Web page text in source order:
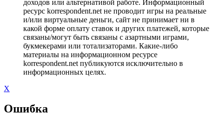
доходов или альтернативой работе. Информационный
ресурс korrespondent.net не проводит игры на реальные
и/или виртуальные деньги, сайт не принимает ни в
какой форме оплату ставок и других платежей, которые
связаны/могут быть связаны с азартными играми,
букмекерами или тотализаторами. Какие-либо
материалы на информационном ресурсе
korrespondent.net публикуются исключительно в
информационных целях.
X
Ошибка